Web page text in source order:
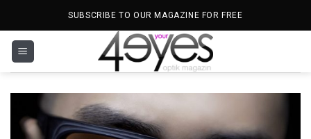
SUBSCRIBE TO OUR MAGAZINE FOR FREE